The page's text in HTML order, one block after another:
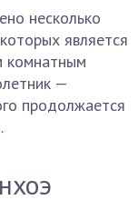
несколько
является
комнатным
—
продолжается